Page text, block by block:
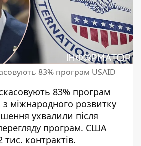
83% програм USAID
83% програм
міжнародного розвитку
ухвалили після
програм. США
тис. контрактів.